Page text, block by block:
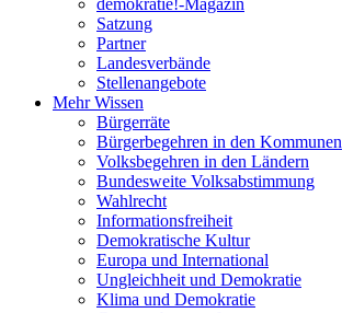
Satzung
Partner
Landesverbände
Stellenangebote
Mehr Wissen
Bürgerräte
Bürgerbegehren in den Kommunen
Volksbegehren in den Ländern
Bundesweite Volksabstimmung
Wahlrecht
Informationsfreiheit
Demokratische Kultur
Europa und International
Ungleichheit und Demokratie
Klima und Demokratie